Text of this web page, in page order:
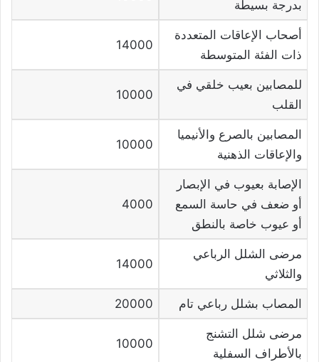
بدرجة بسيطة
أصحاب الإعاقات المتعددة
ذات الفئة المتوسطة
14000
للمصابين بعيب خلقي في
القلب
10000
المصابين بالصرع والأنيميا
والإعاقات الذهنية
10000
الإصابة بعيوب في الإبصار
أو ضعف في حاسة السمع
أو عيوب خاصة بالنطق
4000
مرضى الشلل الرباعي
والثلاثي
14000
المصاب بشلل رباعي تام 20000
مرضى شلل التشنج
بالأطراف السفلية
10000